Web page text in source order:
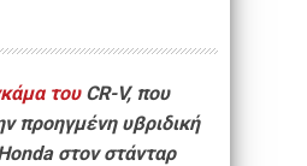
του CR-V, που
προηγμένη υβριδική
στον στάνταρ